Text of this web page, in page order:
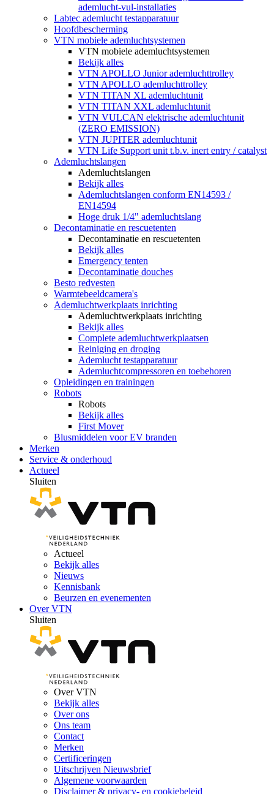
ademlucht-vul-installaties
Labtec ademlucht testapparatuur
Hoofdbescherming
VTN mobiele ademluchtsystemen
VTN mobiele ademluchtsystemen
Bekijk alles
VTN APOLLO Junior ademluchttrolley
VTN APOLLO ademluchttrolley
VTN TITAN XL ademluchtunit
VTN TITAN XXL ademluchtunit
VTN VULCAN elektrische ademluchtunit
(ZERO EMISSION)
VTN JUPITER ademluchtunit
VTN Life Support unit t.b.v. inert entry / catalyst
Ademluchtslangen
Ademluchtslangen
Bekijk alles
Ademluchtslangen conform EN14593 /
EN14594
Hoge druk 1/4" ademluchtslang
Decontaminatie en rescuetenten
Decontaminatie en rescuetenten
Bekijk alles
Emergency tenten
Decontaminatie douches
Besto redvesten
Warmtebeeldcamera's
Ademluchtwerkplaats inrichting
Ademluchtwerkplaats inrichting
Bekijk alles
Complete ademluchtwerkplaatsen
Reiniging en droging
Ademlucht testapparatuur
Ademluchtcompressoren en toebehoren
Opleidingen en trainingen
Robots
Robots
Bekijk alles
First Mover
Blusmiddelen voor EV branden
Merken
Service & onderhoud
Actueel
Sluiten
Actueel
Bekijk alles
Nieuws
Kennisbank
Beurzen en evenementen
Over VTN
Sluiten
Over VTN
Bekijk alles
Over ons
Ons team
Contact
Merken
Certificeringen
Uitschrijven Nieuwsbrief
Algemene voorwaarden
Disclaimer & privacy- en cookiebeleid